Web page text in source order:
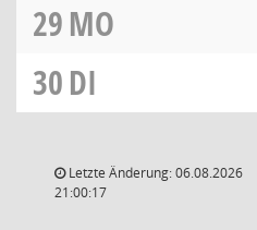
29MO
30DI
Letzte Änderung: 06.08.2026
21:00:17